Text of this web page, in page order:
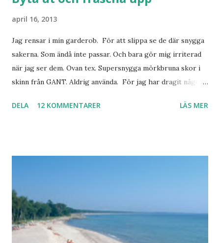
april 16, 2013
Jag rensar i min garderob. För att slippa se de där snygga
sakerna. Som ändå inte passar. Och bara gör mig irriterad
när jag ser dem. Ovan tex. Supersnygga mörkbruna skor i
skinn från GANT. Aldrig använda. För jag har dragit någon
sköna. Stilrena. Snygga. Jag har sorterat ut klänningar som
Rester med några tjejkompisar. Ska bli underbart. Men det
behöver jag nog inte säga.
DELA 12 KOMMENTARER LÄS MER